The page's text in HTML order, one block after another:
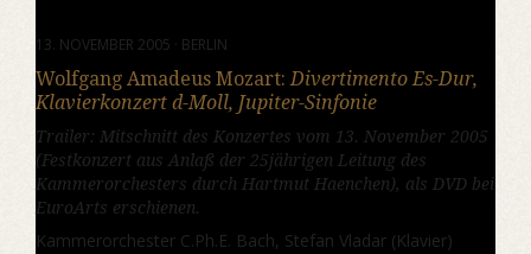
13. NOVEMBER 2005 · BERLIN
Wolfgang Amadeus Mozart:Divertimento Es-Dur,
Klavierkonzert d-Moll, Jupiter-Sinfonie
Trailer: Mitschnitt des Konzertes vom 13. November 2005
(Festkonzert aus Anlaß der 25jährigen Leitung des
Kammerorchesters durch Hartmut Haenchen), als DVD bei
EuroArts erschienen.
Kammerorchester C.Ph.E. Bach, Stefan Vladar (Klavier)